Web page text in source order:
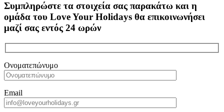
Συμπληρώστε τα στοιχεία σας παρακάτω και η
ομάδα του Love Your Holidays θα επικοινωνήσει
μαζί σας εντός 24 ωρών
Ονοματεπώνυμο
Email